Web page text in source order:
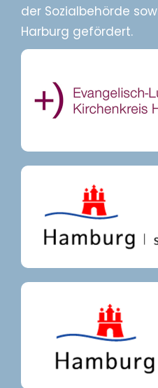
der Sozialbehörde
Harburg gefördert.